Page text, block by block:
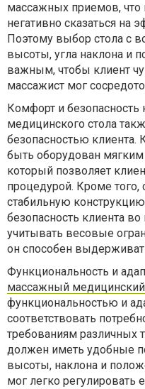
массажных приемов,
негативно сказаться на
Поэтому выбор стола с
высоты, угла наклона и
важным, чтобы клиент
массажист мог
Комфорт и
медицинского стола
безопасностью клиента.
быть оборудован
который позволяет
процедурой. Кроме
стабильную
безопасность клиента
учитывать весовые
он способен
Функциональность и
массажный медицинский
функциональностью и
соответствовать
требованиям различных
должен иметь удобные
высоты, наклона и
мог легко регулировать